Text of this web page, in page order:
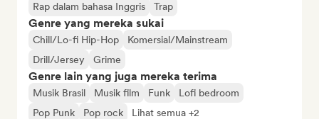
Rap dalam bahasa Inggris
Trap
Genre yang mereka sukai
Chill/Lo-fi Hip-Hop
Komersial/Mainstream
Drill/Jersey
Grime
Genre lain yang juga mereka terima
Musik Brasil Musik film Funk
Lofi bedroom
Pop Punk
Pop rock Lihat semua +2